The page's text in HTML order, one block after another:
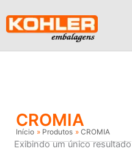
para
conteúdo
CROMIA
Início Produtos CROMIA
Exibindo um único resultado